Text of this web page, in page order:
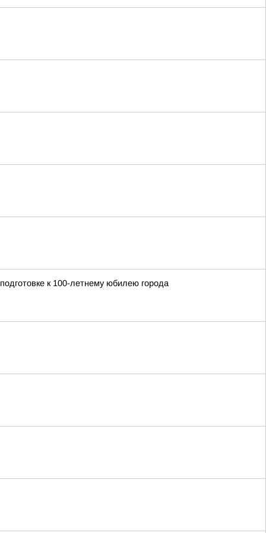
к 100-летнему юбилею города